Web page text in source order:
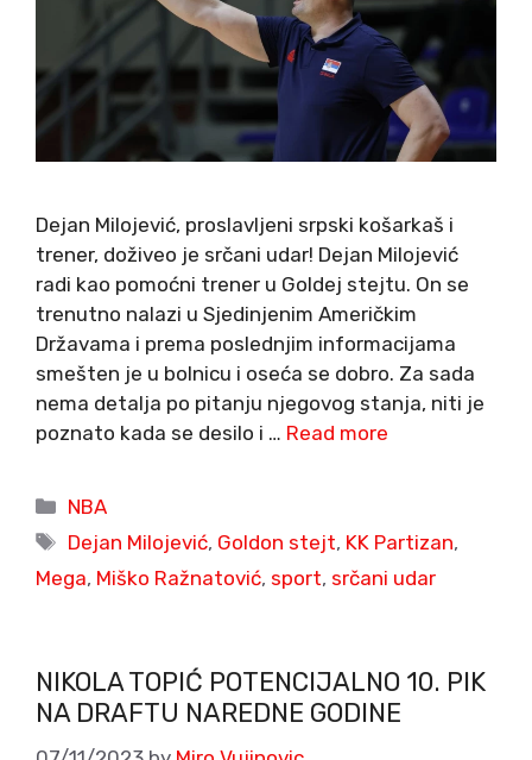
Dejan Milojević, proslavljeni srpski košarkaš i
trener, doživeo je srčani udar! Dejan Milojević
radi kao pomoćni trener u Goldej stejtu. On se
trenutno nalazi u Sjedinjenim Američkim
Državama i prema poslednjim informacijama
smešten je u bolnicu i oseća se dobro. Za sada
nema detalja po pitanju njegovog stanja, niti je
poznato kada se desilo i … Read more
Categories
NBA
Tags
Dejan Milojević, Goldon stejt, KK Partizan,
Mega, Miško Ražnatović, sport, srčani udar
NIKOLA TOPIĆ POTENCIJALNO 10. PIK
NA DRAFTU NAREDNE GODINE